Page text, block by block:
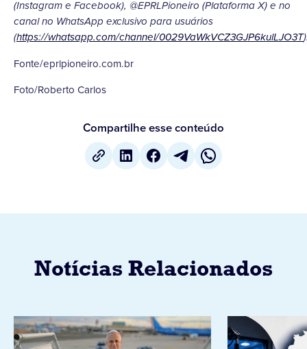
(Instagram e Facebook), @EPRLPioneiro (Plataforma X) e no
canal no WhatsApp exclusivo para usuários
(https://whatsapp.com/channel/0029VaWkVCZ3GJP6kulLJO3T
Fonte/eprlpioneiro.com.br
Foto/Roberto Carlos
Compartilhe esse conteúdo
Notícias Relacionados